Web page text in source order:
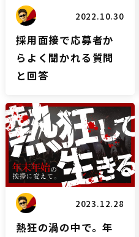
2022.10.30
採用面接で応募者か
らよく聞かれる質問
と回答
雑談
2023.12.28
熱狂の渦の中で。年